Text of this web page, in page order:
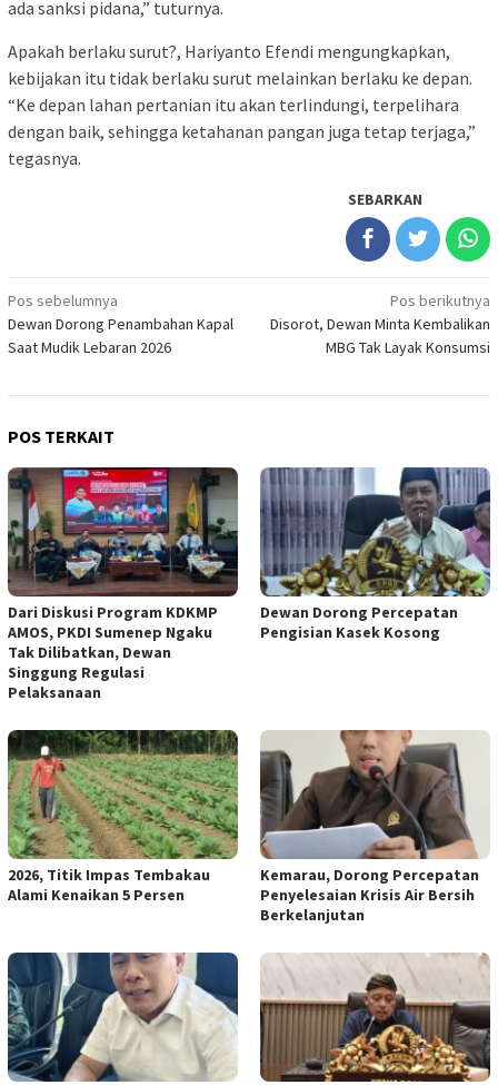
ada sanksi pidana,” tuturnya.
Apakah berlaku surut?, Hariyanto Efendi mengungkapkan,
kebijakan itu tidak berlaku surut melainkan berlaku ke depan.
“Ke depan lahan pertanian itu akan terlindungi, terpelihara
dengan baik, sehingga ketahanan pangan juga tetap terjaga,”
tegasnya.
SEBARKAN
Navigasi
pos
Pos sebelumnya
Dewan Dorong Penambahan Kapal
Saat Mudik Lebaran 2026
Pos berikutnya
Disorot, Dewan Minta Kembalikan
MBG Tak Layak Konsumsi
POS TERKAIT
Dari Diskusi Program KDKMP
AMOS, PKDI Sumenep Ngaku
Tak Dilibatkan, Dewan
Singgung Regulasi
Pelaksanaan
Dewan Dorong Percepatan
Pengisian Kasek Kosong
2026, Titik Impas Tembakau
Alami Kenaikan 5 Persen
Kemarau, Dorong Percepatan
Penyelesaian Krisis Air Bersih
Berkelanjutan